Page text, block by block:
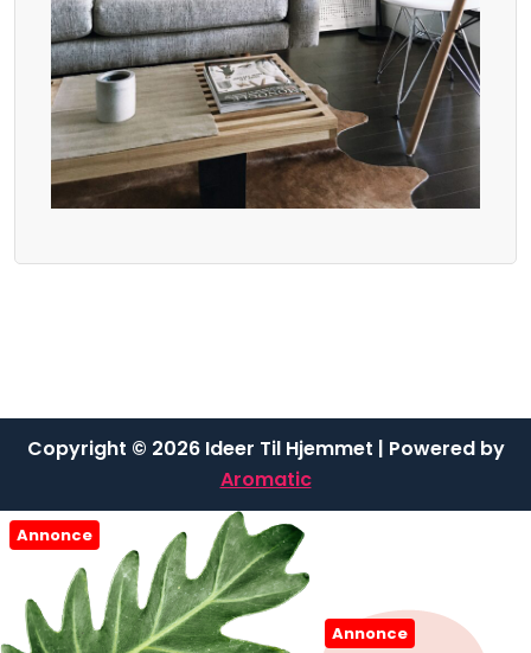
Copyright © 2026 Ideer Til Hjemmet | Powered by
Aromatic
Annonce
Annonce